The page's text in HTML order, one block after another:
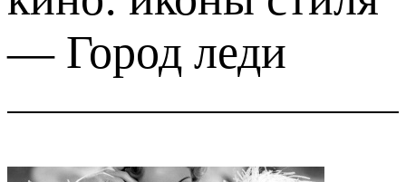
— Город леди